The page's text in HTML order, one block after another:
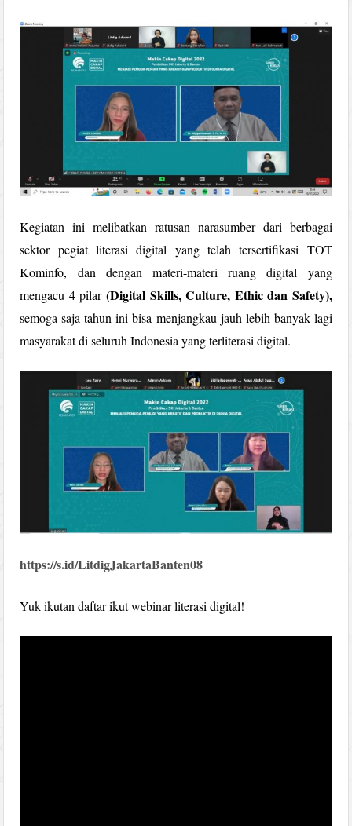
Kegiatan ini melibatkan ratusan narasumber dari berbagai
sektor pegiat literasi digital yang telah tersertifikasi TOT
Kominfo, dan dengan materi-materi ruang digital yang
mengacu 4 pilar (Digital Skills, Culture, Ethic dan Safety),
semoga saja tahun ini bisa menjangkau jauh lebih banyak lagi
masyarakat di seluruh Indonesia yang terliterasi digital.
https://s.id/LitdigJakartaBanten08
Yuk ikutan daftar ikut webinar literasi digital!